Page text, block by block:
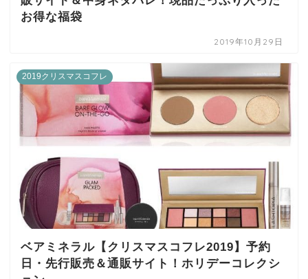
お得な福袋
2019年10月29日
2019クリスマスコフレ
ベアミネラル【クリスマスコフレ2019】予約
日・先行販売＆通販サイト！ホリデーコレクシ